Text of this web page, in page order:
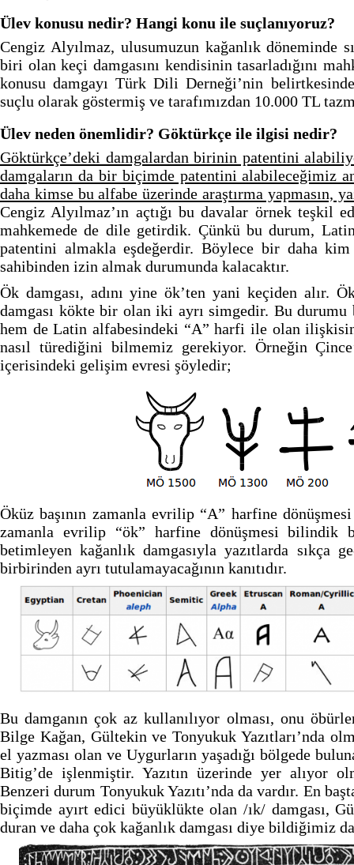
Ülev konusu nedir? Hangi konu ile suçlanıyoruz?
Cengiz Alyılmaz, ulusumuzun kağanlık döneminde
biri olan keçi damgasını kendisinin tasarladığını
konusu damgayı Türk Dili Derneği’nin
suçlu olarak göstermiş ve tarafımızdan 10.000 TL
Ülev neden önemlidir? Göktürkçe ile ilgisi nedir?
Göktürkçe’deki damgalardan birinin patentini
damgaların da bir biçimde patentini alabileceğimiz
daha kimse bu alfabe üzerinde araştırma yapmasın,
Cengiz Alyılmaz’ın açtığı bu davalar örnek teşkil
mahkemede de dile getirdik. Çünkü bu durum,
patentini almakla eşdeğerdir. Böylece bir daha
sahibinden izin almak durumunda kalacaktır.
Ök damgası, adını yine ök’ten yani keçiden alır.
damgası kökte bir olan iki ayrı simgedir. Bu durumu
hem de Latin alfabesindeki “A” harfi ile olan
nasıl türediğini bilmemiz gerekiyor. Örneğin
içerisindeki gelişim evresi şöyledir;
Öküz başının zamanla evrilip “A” harfine
zamanla evrilip “ök” harfine dönüşmesi
betimleyen kağanlık damgasıyla yazıtlarda sıkça
birbirinden ayrı tutulamayacağının kanıtıdır.
Bu damganın çok az kullanılıyor olması, onu
Bilge Kağan, Gültekin ve Tonyukuk Yazıtları’nda
el yazması olan ve Uygurların yaşadığı bölgede
Bitig’de işlenmiştir. Yazıtın üzerinde yer alıyor
Benzeri durum Tonyukuk Yazıtı’nda da vardır. En
biçimde ayırt edici büyüklükte olan /ık/ damgası,
duran ve daha çok kağanlık damgası diye bildiğimiz